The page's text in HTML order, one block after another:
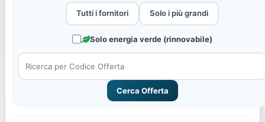
Tutti i fornitori Solo i più grandi
Solo energia verde (rinnovabile)
Cerca Offerta